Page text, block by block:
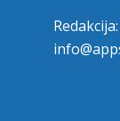
Redakcija: